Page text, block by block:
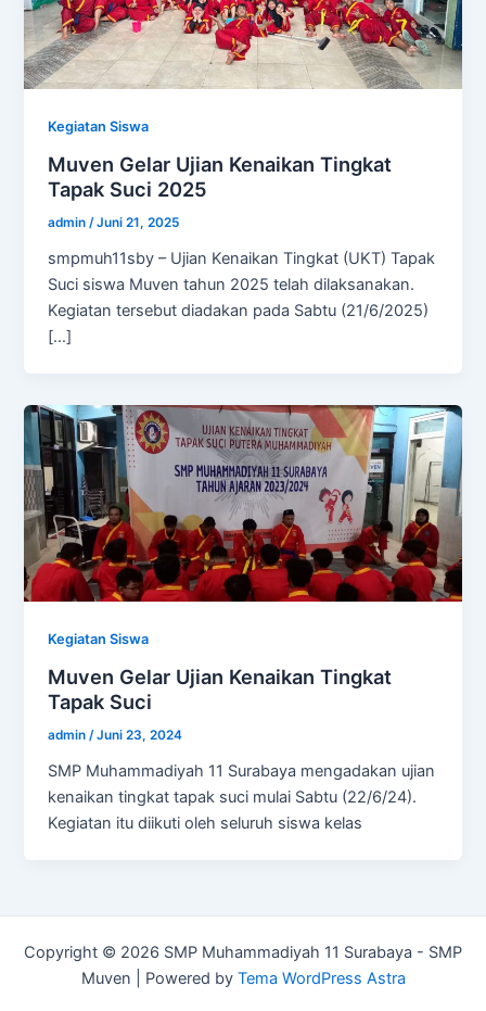
Kegiatan Siswa
Muven Gelar Ujian Kenaikan Tingkat
Tapak Suci 2025
admin/Juni 21, 2025
smpmuh11sby – Ujian Kenaikan Tingkat (UKT) Tapak
Suci siswa Muven tahun 2025 telah dilaksanakan.
Kegiatan tersebut diadakan pada Sabtu (21/6/2025)
[…]
Kegiatan Siswa
Muven Gelar Ujian Kenaikan Tingkat
Tapak Suci
admin/Juni 23, 2024
SMP Muhammadiyah 11 Surabaya mengadakan ujian
kenaikan tingkat tapak suci mulai Sabtu (22/6/24).
Kegiatan itu diikuti oleh seluruh siswa kelas
Copyright © 2026 SMP Muhammadiyah 11 Surabaya - SMP
Muven | Powered by Tema WordPress Astra